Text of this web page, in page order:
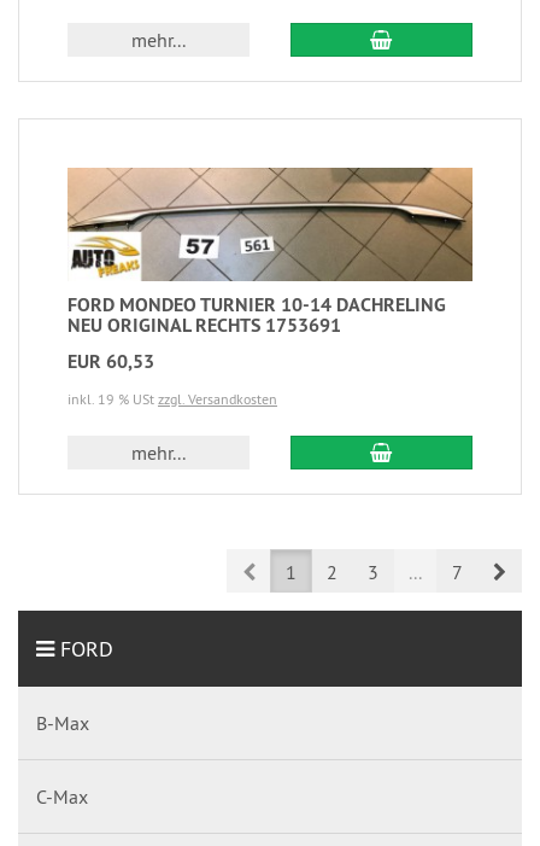
mehr...
FORD MONDEO TURNIER 10-14 DACHRELING
NEU ORIGINAL RECHTS 1753691
EUR 60,53
inkl. 19 % USt zzgl. Versandkosten
mehr...
Prev1 2 3 ... 7
FORD
B-Max
C-Max